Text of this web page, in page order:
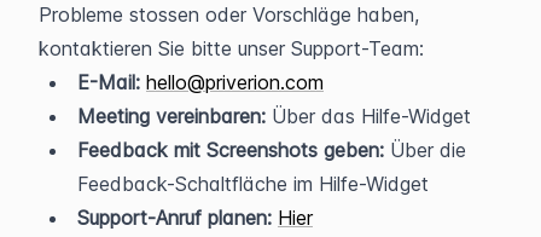
Probleme stossen oder Vorschläge haben,
kontaktieren Sie bitte unser Support-Team:
E-Mail: hello@priverion.com
Meeting vereinbaren: Über das Hilfe-Widget
Feedback mit Screenshots geben: Über die
Feedback-Schaltfläche im Hilfe-Widget
Support-Anruf planen: Hier